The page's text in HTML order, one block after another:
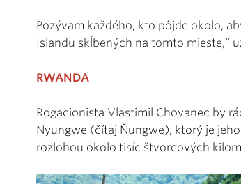
Pozývam každého, kto pôjde okolo,
Islandu skĺbených na tomto mieste,“
RWANDA
Rogacionista Vlastimil Chovanec by
Nyungwe (čítaj Ňungwe), ktorý je
rozlohou okolo tisíc štvorcových